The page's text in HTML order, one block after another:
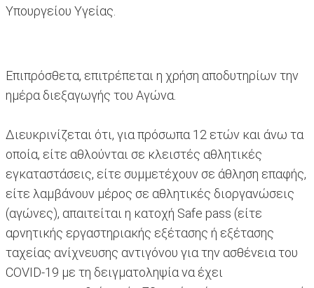
Υπουργείου Υγείας.
Επιπρόσθετα, επιτρέπεται η χρήση αποδυτηρίων την
ημέρα διεξαγωγής του Αγώνα.
Διευκρινίζεται ότι, για πρόσωπα 12 ετών και άνω τα
οποία, είτε αθλούνται σε κλειστές αθλητικές
εγκαταστάσεις, είτε συμμετέχουν σε άθληση επαφής,
είτε λαμβάνουν μέρος σε αθλητικές διοργανώσεις
(αγώνες), απαιτείται η κατοχή Safe pass (είτε
αρνητικής εργαστηριακής εξέτασης ή εξέτασης
ταχείας ανίχνευσης αντιγόνου για την ασθένεια του
COVID-19 με τη δειγματοληψία να έχει